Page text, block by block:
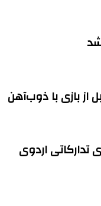
از بازی با ذوب‌آهن
تدارکاتی اردوی